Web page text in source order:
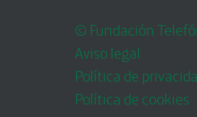
© Fundación
Aviso legal
Política de
Política de cookies